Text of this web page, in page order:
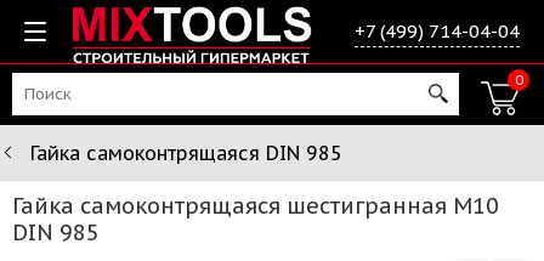
+7 (499) 714-04-04
0
Гайка самоконтрящаяся DIN 985
Гайка самоконтрящаяся шестигранная М10
DIN 985